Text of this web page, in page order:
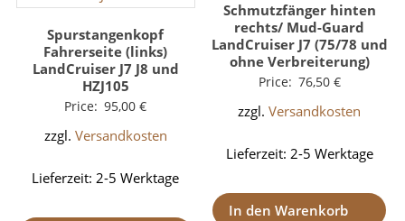
Spurstangenkopf
Fahrerseite (links)
LandCruiser J7 J8 und
HZJ105
Price: 95,00€
zzgl. Versandkosten
Lieferzeit:2-5 Werktage
Schmutzfänger hinten
rechts/ Mud-Guard
LandCruiser J7 (75/78 und
ohne Verbreiterung)
Price: 76,50 €
zzgl.Versandkosten
Lieferzeit: 2-5 Werktage
In den Warenkorb